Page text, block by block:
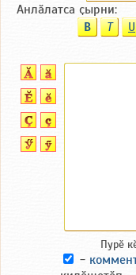
Анлӑлатса ҫырни:
B T U
Пурӗ
-